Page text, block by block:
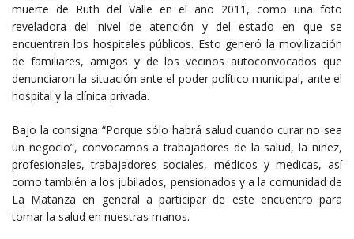
muerte de Ruth del Valle en el año 2011, como una foto
reveladora del nivel de atención y del estado en que se
encuentran los hospitales públicos. Esto generó la movilización
de familiares, amigos y de los vecinos autoconvocados que
denunciaron la situación ante el poder político municipal, ante el
hospital y la clínica privada.
Bajo la consigna “Porque sólo habrá salud cuando curar no sea
un negocio”, convocamos a trabajadores de la salud, la niñez,
profesionales, trabajadores sociales, médicos y medicas, así
como también a los jubilados, pensionados y a la comunidad de
La Matanza en general a participar de este encuentro para
tomar la salud en nuestras manos.